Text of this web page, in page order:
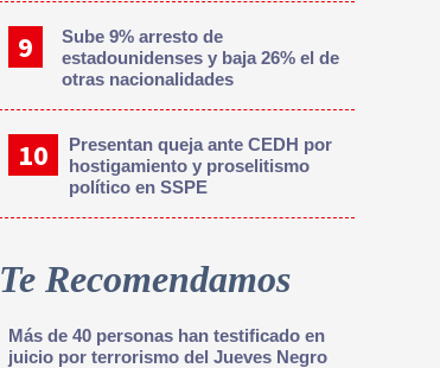
Sube 9% arresto de
estadounidenses y baja 26% el de
otras nacionalidades
Presentan queja ante CEDH por
hostigamiento y proselitismo
político en SSPE
Te Recomendamos
Más de 40 personas han testificado en
juicio por terrorismo del Jueves Negro